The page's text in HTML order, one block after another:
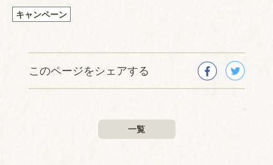
キャンペーン
このページをシェアする
一覧